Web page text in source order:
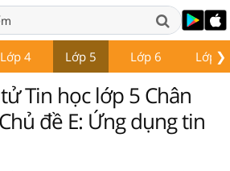
❯
Lớp 4 Lớp 5 Lớp 6 Lớp 7
Tin học lớp 5 Chân
đề E: Ứng dụng tin